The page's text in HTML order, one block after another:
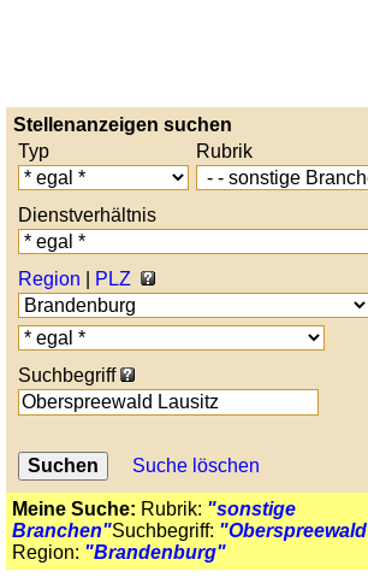
Stellenanzeigen suchen
Typ
Rubrik
Dienstverhältnis
Region
PLZ
Suchbegriff
Suche löschen
Meine Suche: Rubrik: "sonstige
Branchen"Suchbegriff:
Region: "Brandenburg"